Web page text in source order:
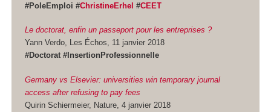
#PoleEmploi #ChristineErhel #CEET
Le doctorat, enfin un passeport pour les entreprises ?
Yann Verdo, Les Échos, 11 janvier 2018
#Doctorat #InsertionProfessionnelle
Germany vs Elsevier: universities win temporary journal
access after refusing to pay fees
Quirin Schiermeier, Nature, 4 janvier 2018